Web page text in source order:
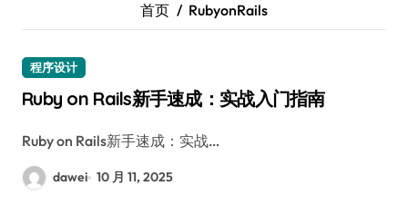
首页 RubyonRails
程序设计
Ruby on Rails新手速成：实战入门指南
Ruby on Rails新手速成：实战…
dawei 10 月 11, 2025